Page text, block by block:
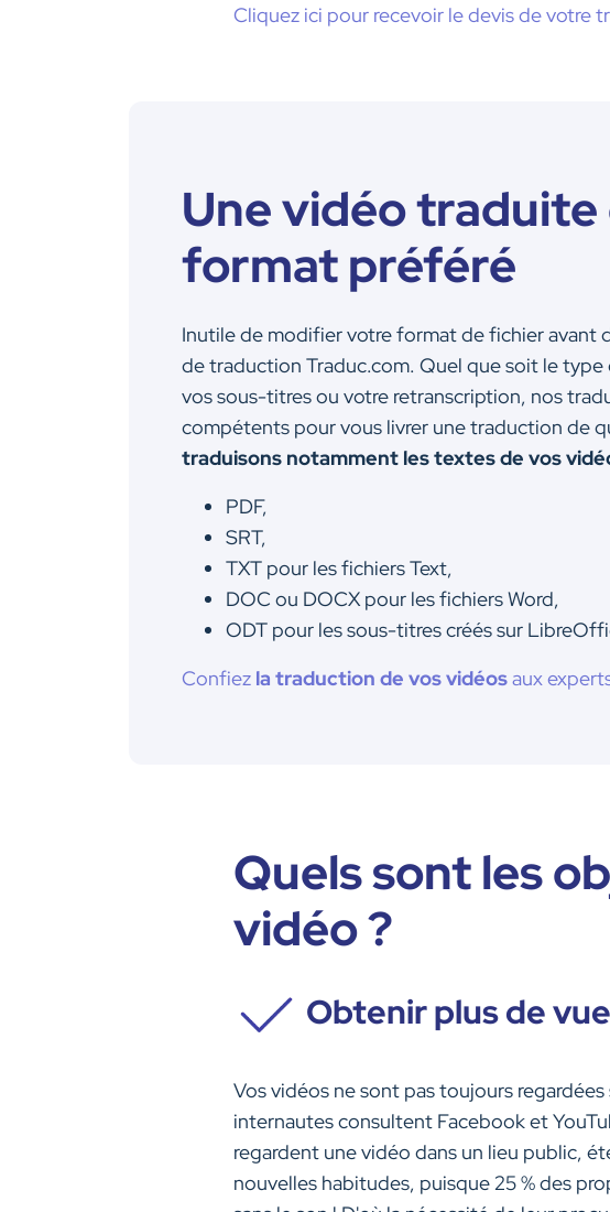
Cliquez ici pour recevoir le devis de votre
Une vidéo
format préféré
Inutile de modifier votre format de fichier avant
de traduction Traduc.com. Quel que soit le
vos sous-titres ou votre retranscription, nos
compétents pour vous livrer une traduction de
traduisons notamment les textes de vos
PDF,
SRT,
TXT pour les fichiers Text,
DOC ou DOCX pour les fichiers Word,
ODT pour les sous-titres créés sur
Confiez la traduction de vos vidéosaux
Quels sont les
vidéo ?
Obtenir plus de
Vos vidéos ne sont pas toujours
internautes consultent Facebook et
regardent une vidéo dans un lieu public,
nouvelles habitudes, puisque 25 % des